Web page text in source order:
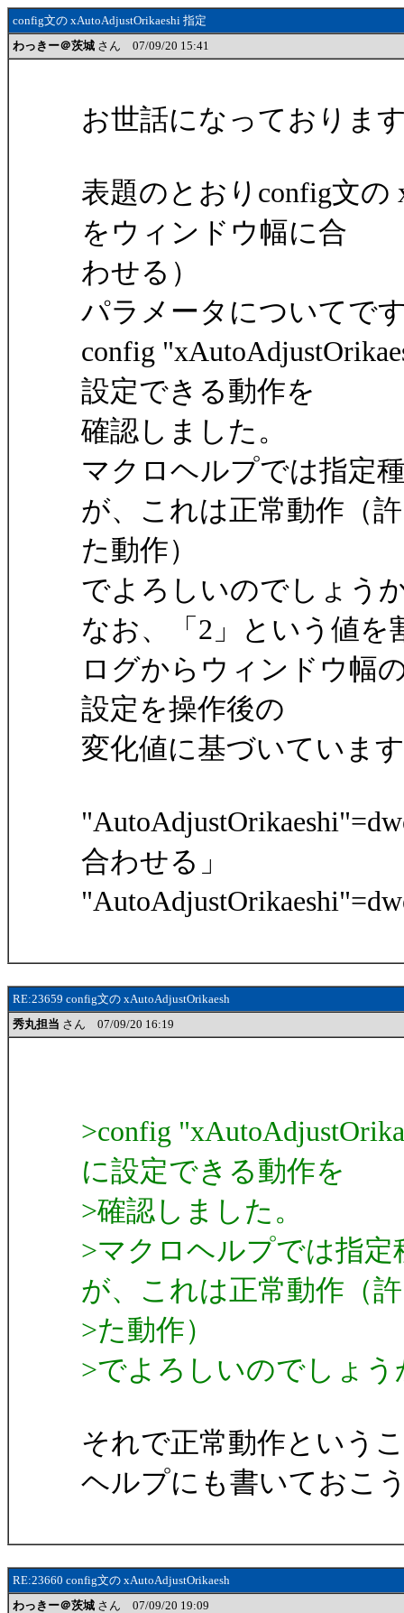
config文の xAutoAdjustOrikaeshi 指定
わっきー＠茨城 さん 07/09/20 15:41
お世話になっておりま
表題のとおりconfig文の
をウィンドウ幅に合
わせる）
パラメータについてで
config
設定できる動作を
確認しました。
マクロヘルプでは指定
が、これは正常動作（
た動作）
でよろしいのでしょう
なお、「2」という値
ログからウィンドウ幅
設定を操作後の
変化値に基づいていま
合わせる」
RE:23659 config文の xAutoAdjustOrikaesh
秀丸担当 さん 07/09/20 16:19
>config
に設定できる動作を
>確認しました。
>マクロヘルプでは指
が、これは正常動作（
>た動作）
>でよろしいのでしょう
それで正常動作という
ヘルプにも書いておこ
RE:23660 config文の xAutoAdjustOrikaesh
わっきー＠茨城 さん 07/09/20 19:09